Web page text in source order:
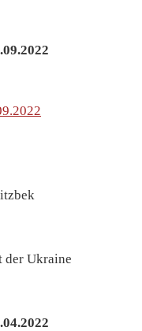
der Ukraine